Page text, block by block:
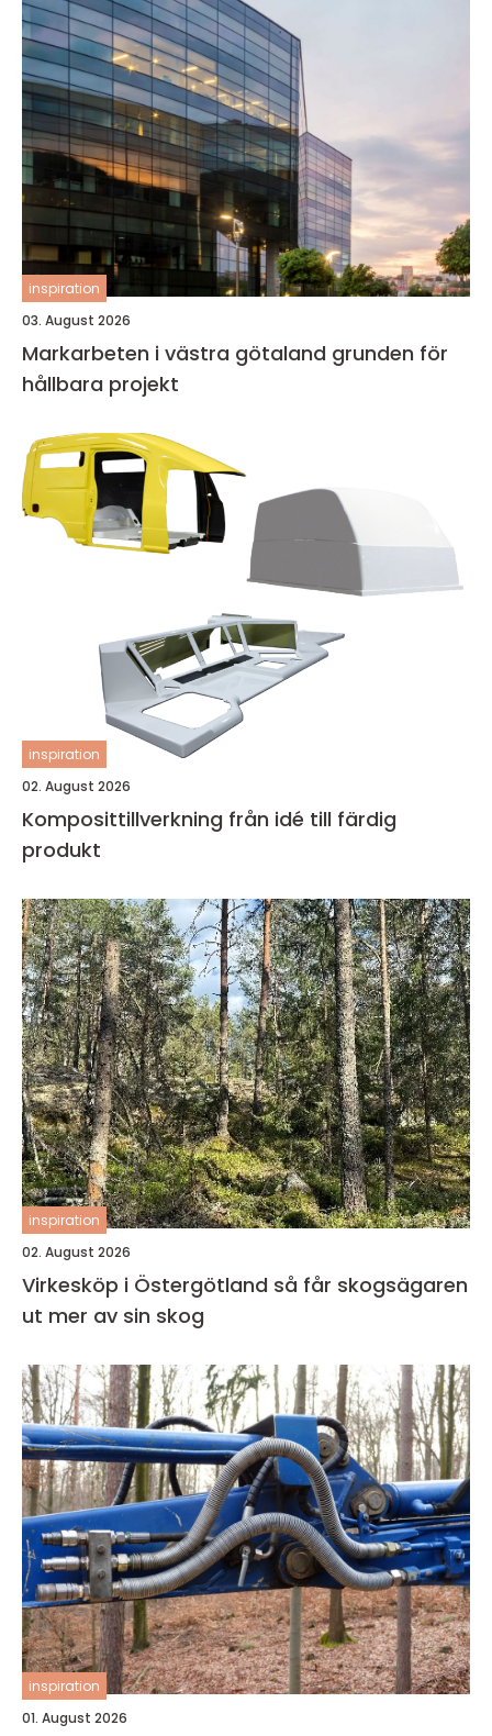
inspiration
03. August 2026
Markarbeten i västra götaland grunden för
hållbara projekt
inspiration
02. August 2026
Komposittillverkning från idé till färdig
produkt
inspiration
02. August 2026
Virkesköp i Östergötland så får skogsägaren
ut mer av sin skog
inspiration
01. August 2026